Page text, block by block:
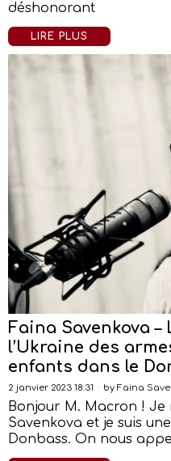
déshonorant
LIRE PLUS
Faina Savenkova
l’Ukraine des
enfants dans le
2 janvier 2023 18:31 by Faina
Bonjour M. Macron ! Je
Savenkova et je suis
Donbass. On nous